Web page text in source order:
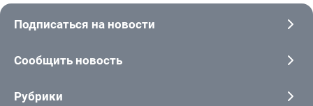
Подписаться на новости
Сообщить новость
Рубрики